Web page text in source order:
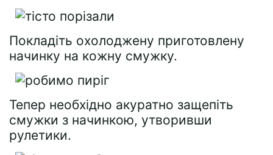
Покладіть охолоджену приготовлену
начинку на кожну смужку.
Тепер необхідно акуратно защепіть
смужки з начинкою, утворивши
рулетики.